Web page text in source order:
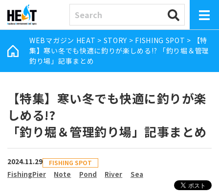
WEBマガジン HEAT > STORY > FISHING SPOT >
【特
集】寒い冬でも快適に釣りが楽しめる!? 「釣り堀＆管理
釣り場」記事まとめ
【特集】寒い冬でも快適に釣りが楽
しめる!?
「釣り堀＆管理釣り場」記事まとめ
2024.11.29 FISHING SPOT
FishingPier Note Pond River Sea